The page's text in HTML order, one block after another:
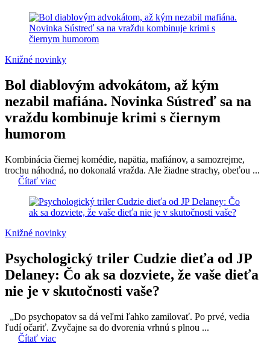
Knižné novinky
Bol diablovým advokátom, až kým
nezabil mafiána. Novinka Sústreď sa na
vraždu kombinuje krimi s čiernym
humorom
Kombinácia čiernej komédie, napätia, mafiánov, a samozrejme,
trochu náhodná, no dokonalá vražda. Ale žiadne strachy, obeťou ...
Čítať viac
Knižné novinky
Psychologický triler Cudzie dieťa od JP
Delaney: Čo ak sa dozviete, že vaše dieťa
nie je v skutočnosti vaše?
„Do psychopatov sa dá veľmi ľahko zamilovať. Po prvé, vedia
ľudí očariť. Zvyčajne sa do dvorenia vrhnú s plnou ...
Čítať viac